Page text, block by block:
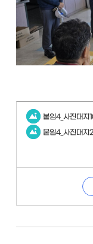
붙임4_사진대지
붙임4_사진대지